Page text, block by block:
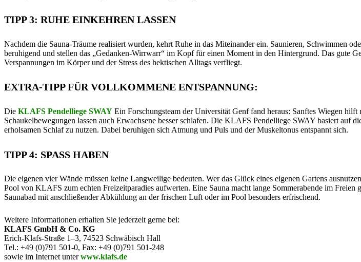
TIPP 3: RUHE EINKEHREN LASSEN
Nachdem die Sauna-Träume realisiert wurden, kehrt Ruhe in das Miteinander ein. Saunieren, Schwimmen
beruhigend und stellen das „Gedanken-Wirrwarr“ im Kopf für einen Moment in den Hintergrund. Das gute
Verspannungen im Körper und der Stress des hektischen Alltags verfliegt.
EXTRA-TIPP FÜR VOLLKOMMENE ENTSPANNUNG:
Die KLAFS Pendelliege SWAY Ein Forschungsteam der Universität Genf fand heraus: Sanftes Wiegen
Schaukelbewegungen lassen auch Erwachsene besser schlafen. Die KLAFS Pendelliege SWAY basiert auf
erholsamen Schlaf zu nutzen. Dabei beruhigen sich Atmung und Puls und der Muskeltonus entspannt sich.
TIPP 4: SPASS HABEN
Die eigenen vier Wände müssen keine Langweilige bedeuten. Wer das Glück eines eigenen Gartens
Pool von KLAFS zum echten Freizeitparadies aufwerten. Eine Sauna macht lange Sommerabende im
Saunabad mit anschließender Abkühlung an der frischen Luft oder im Pool besonders erfrischend.
Weitere Informationen erhalten Sie jederzeit gerne bei:
KLAFS GmbH & Co. KG
Erich-Klafs-Straße 1–3, 74523 Schwäbisch Hall
Tel.: +49 (0)791 501-0, Fax: +49 (0)791 501-248
sowie im Internet unterwww.klafs.de